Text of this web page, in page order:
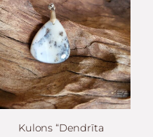
Kulons “Dendrīta